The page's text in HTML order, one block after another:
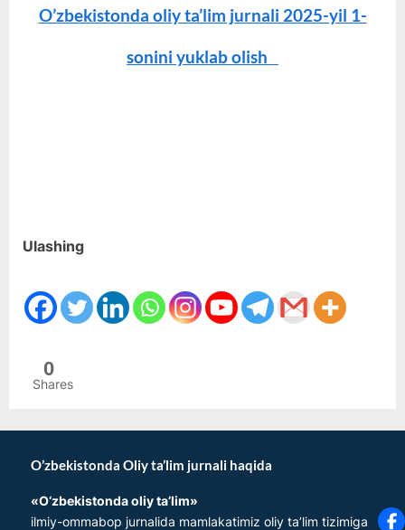
O’zbekistonda oliy ta’lim jurnali 2025-yil 1-
sonini yuklab olish
Ulashing
0
Shares
O’zbekistonda Oliy ta’lim jurnali haqida
«O‘zbеkistonda oliy ta’lim»
ilmiy-ommabop jurnalida mamlakatimiz oliy ta’lim tizimiga